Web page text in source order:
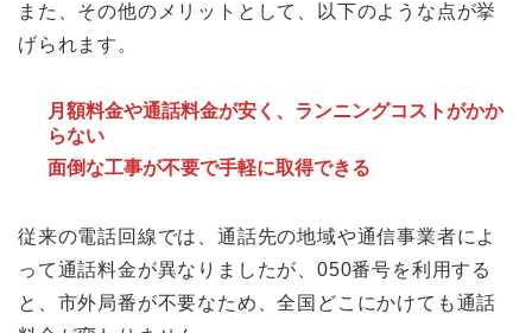
また、その他のメリットとして、以下のような点が挙
げられます。
月額料金や通話料金が安く、ランニングコストがかか
らない
面倒な工事が不要で手軽に取得できる
従来の電話回線では、通話先の地域や通信事業者によ
って通話料金が異なりましたが、050番号を利用する
と、市外局番が不要なため、全国どこにかけても通話